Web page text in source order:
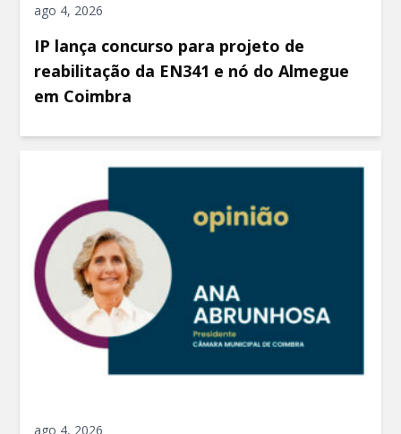
ago 4, 2026
IP lança concurso para projeto de
reabilitação da EN341 e nó do Almegue
em Coimbra
ago 4, 2026